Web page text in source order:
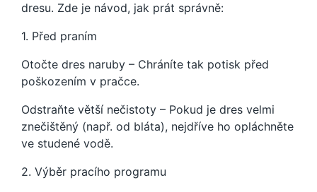
dresu. Zde je návod, jak prát správně:
1. Před praním
Otočte dres naruby – Chráníte tak potisk před
poškozením v pračce.
Odstraňte větší nečistoty – Pokud je dres velmi
znečištěný (např. od bláta), nejdříve ho opláchněte
ve studené vodě.
2. Výběr pracího programu